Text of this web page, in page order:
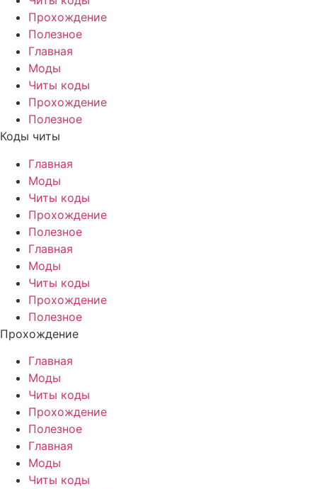
Прохождение
Полезное
Главная
Моды
Читы коды
Прохождение
Полезное
Коды читы
Главная
Моды
Читы коды
Прохождение
Полезное
Главная
Моды
Читы коды
Прохождение
Полезное
Прохождение
Главная
Моды
Читы коды
Прохождение
Полезное
Главная
Моды
Читы коды